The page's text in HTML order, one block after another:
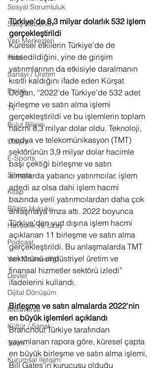
Sosyal Sorumluluk
Satış Haberleri
Veri Merkezleri
Hobi
Sanayi / Üretim
Emlak
TV
Bulut Bilişim
Ulaşım
E-Sports
Sinema
Kitap
Bilişim Hukuku
Havacılık ve Uzay
Podcast
Veri Madenciliği
Devlet
Dijital Dönüşüm
Metaverse
Kültür / Sanat
Tarım
Kurumsal İletişim
Türkiye’de 8,3 milyar dolarlık 532 işlem
gerçekleştirildi
Küresel etkilerin Türkiye’de de
hissedildiğini, yine de girişim
yatırımlarının da etkisiyle daralmanın
kısıtlı kaldığını ifade eden Kürşat
Doğan, “2022’de Türkiye’de 532 adet
birleşme ve satın alma işlemi
gerçekleştirildi ve bu işlemlerin toplam
hacmi 8,3 milyar dolar oldu. Teknoloji,
medya ve telekomünikasyon (TMT)
sektörünün 3,9 milyar dolar hacimle
başı çektiği birleşme ve satın
almalarda yabancı yatırımcılar, işlem
adedi az olsa dahi işlem hacmi
bazında yerli yatırımcılardan daha çok
anlaşmaya imza attı. 2022 boyunca
Türkiye’den yurt dışına işlem hacmi
açıklanan 11 birleşme ve satın alma
gerçekleştirildi. Bu anlaşmalarda TMT
sektörünü endüstriyel üretim ve
finansal hizmetler sektörü izledi”
ifadelerini kullandı.
Birleşme ve satın almalarda 2022’nin
en büyük işlemleri açıklandı
Branchout Türkiye tarafından
yayımlanan rapora göre, küresel çapta
en büyük birleşme ve satın alma işlemi,
Bill Gates’in kurucusu olduğu